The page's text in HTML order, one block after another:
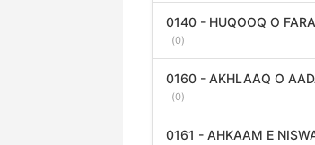
(0)
(0)